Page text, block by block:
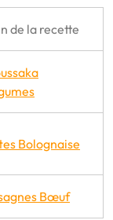
de la recette
Bolognaise
Bœuf